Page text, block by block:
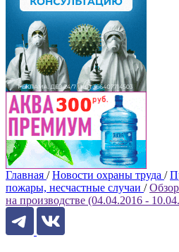
Главная / Новости охраны труда /
пожары, несчастные случаи /
на производстве (04.04.2016 -